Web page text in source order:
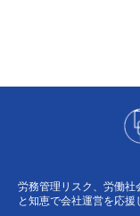
労務管理リスク、労働
と知恵で会社運営を応援